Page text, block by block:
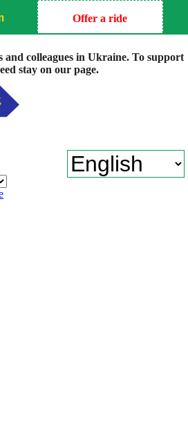
Offer a ride
colleagues in Ukraine. To support
stay on our page.